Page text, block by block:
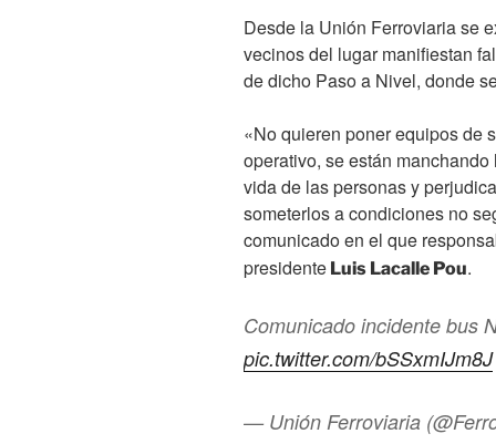
Desde la Unión Ferroviaria se
vecinos del lugar manifiestan
de dicho Paso a Nivel, donde
«No quieren poner equipos de
operativo, se están
vida de las personas y
someterlos a condiciones no
comunicado en el que
presidente Luis Lacalle Pou.
Comunicado incidente bus
pic.twitter.com/bSSxmIJm8J
— Unión Ferroviaria